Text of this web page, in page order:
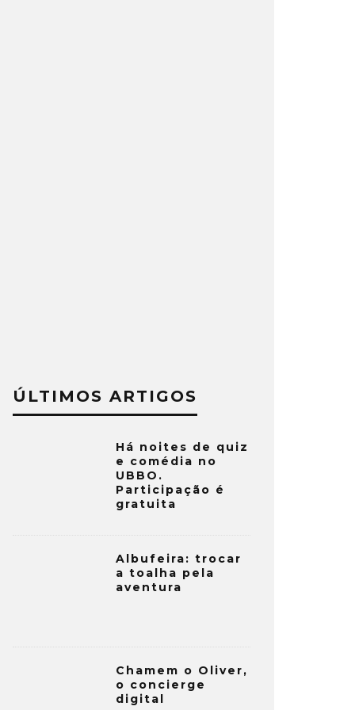
ÚLTIMOS ARTIGOS
Há noites de quiz
e comédia no
UBBO.
Participação é
gratuita
Albufeira: trocar
a toalha pela
aventura
Chamem o Oliver,
o concierge
digital